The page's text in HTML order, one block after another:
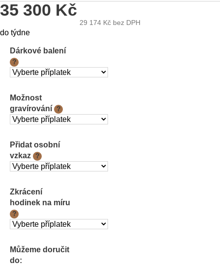
35 300 Kč
29 174 Kč bez DPH
Měrná
do týdne
Dárkové balení
?
Možnost
gravírování
?
Přidat osobní
vzkaz
?
Zkrácení
hodinek na míru
?
Můžeme doručit
do: